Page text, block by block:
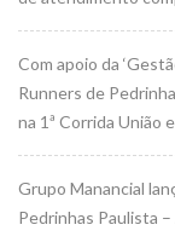
Com apoio da
Runners de
na 1ª Corrida União
Grupo Manancial
Pedrinhas Paulista –